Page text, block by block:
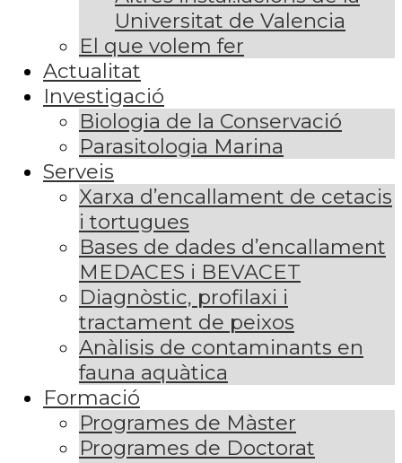
Universitat de Valencia
El que volem fer
Actualitat
Investigació
Biologia de la Conservació
Parasitologia Marina
Serveis
Xarxa d’encallament de cetacis
i tortugues
Bases de dades d’encallament
MEDACES i BEVACET
Diagnòstic, profilaxi i
tractament de peixos
Anàlisis de contaminants en
fauna aquàtica
Formació
Programes de Màster
Programes de Doctorat